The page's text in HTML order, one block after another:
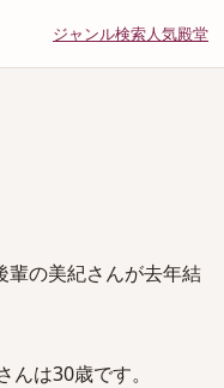
ジャンル検索人気殿堂
輩の美紀さんが去年結
は30歳です。